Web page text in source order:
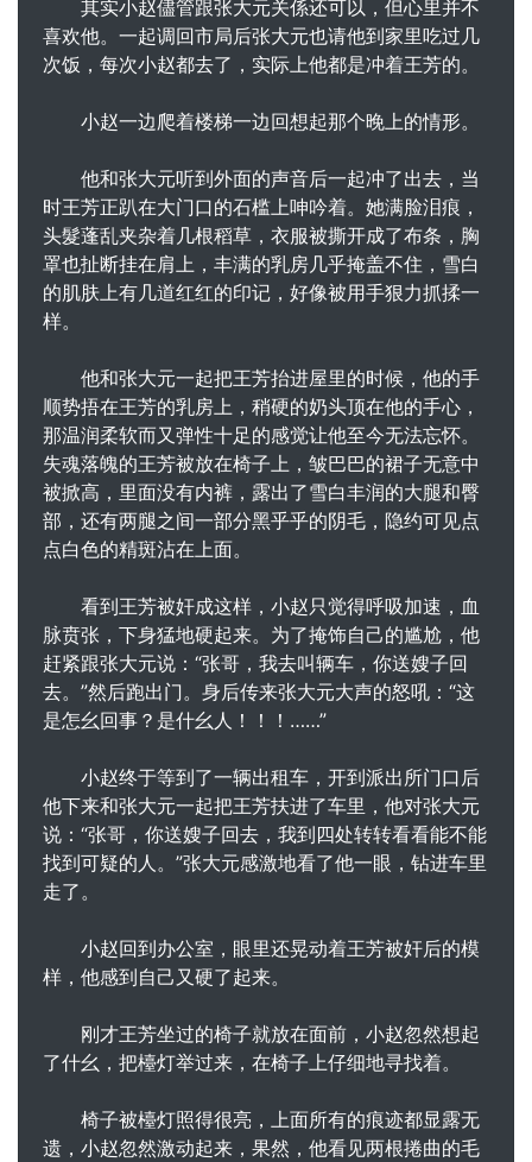
其实小赵儘管跟张大元关係还可以，但心里并不
喜欢他。一起调回市局后张大元也请他到家里吃过几
次饭，每次小赵都去了，实际上他都是冲着王芳的。
小赵一边爬着楼梯一边回想起那个晚上的情形。
他和张大元听到外面的声音后一起冲了出去，当
时王芳正趴在大门口的石槛上呻吟着。她满脸泪痕，
头髮蓬乱夹杂着几根稻草，衣服被撕开成了布条，胸
罩也扯断挂在肩上，丰满的乳房几乎掩盖不住，雪白
的肌肤上有几道红红的印记，好像被用手狠力抓揉一
样。
他和张大元一起把王芳抬进屋里的时候，他的手
顺势捂在王芳的乳房上，稍硬的奶头顶在他的手心，
那温润柔软而又弹性十足的感觉让他至今无法忘怀。
失魂落魄的王芳被放在椅子上，皱巴巴的裙子无意中
被掀高，里面没有内裤，露出了雪白丰润的大腿和臀
部，还有两腿之间一部分黑乎乎的阴毛，隐约可见点
点白色的精斑沾在上面。
看到王芳被奸成这样，小赵只觉得呼吸加速，血
脉贲张，下身猛地硬起来。为了掩饰自己的尴尬，他
赶紧跟张大元说：“张哥，我去叫辆车，你送嫂子回
去。”然后跑出门。身后传来张大元大声的怒吼：“这
是怎幺回事？是什幺人！！！……”
小赵终于等到了一辆出租车，开到派出所门口后
他下来和张大元一起把王芳扶进了车里，他对张大元
说：“张哥，你送嫂子回去，我到四处转转看看能不能
找到可疑的人。”张大元感激地看了他一眼，钻进车里
走了。
小赵回到办公室，眼里还晃动着王芳被奸后的模
样，他感到自己又硬了起来。
刚才王芳坐过的椅子就放在面前，小赵忽然想起
了什幺，把檯灯举过来，在椅子上仔细地寻找着。
椅子被檯灯照得很亮，上面所有的痕迹都显露无
遗，小赵忽然激动起来，果然，他看见两根捲曲的毛